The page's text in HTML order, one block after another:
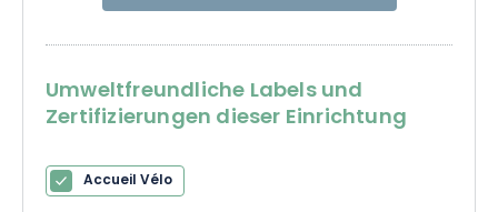
Umweltfreundliche Labels und
Zertifizierungen dieser Einrichtung
Accueil Vélo